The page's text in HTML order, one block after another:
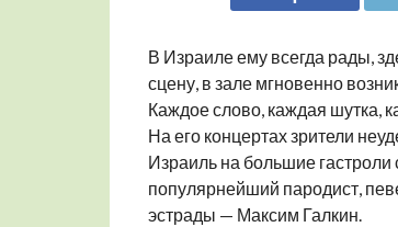
В Израиле ему всегда рады,
сцену, в зале мгновенно
Каждое слово, каждая шутка,
На его концертах зрители
Израиль на большие
популярнейший пародист,
эстрады — Максим Галкин.